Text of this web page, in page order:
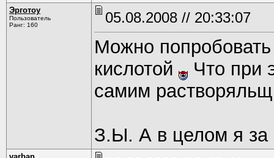
Эрготоу
Пользователь
Ранг: 160
05.08.2008 // 20:33:07
Можно попробовать
кислотой
Что при
самим
З.Ы. А в целом я за